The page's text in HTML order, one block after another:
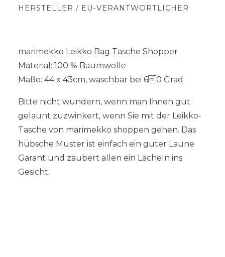
HERSTELLER / EU-VERANTWORTLICHER
marimekko Leikko Bag Tasche Shopper
Material: 100 % Baumwolle
Maße: 44 x 43cm, waschbar bei 60 Grad
Bitte nicht wundern, wenn man Ihnen gut
gelaunt zuzwinkert, wenn Sie mit der Leikko-
Tasche von marimekko shoppen gehen. Das
hübsche Muster ist einfach ein guter Laune
Garant und zaubert allen ein Lächeln ins
Gesicht.